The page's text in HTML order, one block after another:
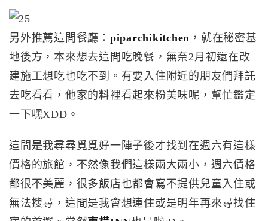
另外推薦這間餐廳： piparchikitchen ，就在秘密基
地後方，本來想去這間吃晚餐，無奈2月初還在改
建施工想吃也吃不到。有要入住附近的朋友們拜託
去吃看看，他家的料裡看起來粉美味呢，幫忙鑑定
一下嘿XDD。
這間是我尋尋覓覓好一陣子後才找到在週六有這樣
價格的旅館，不然像我們這樣兩大兩小，週六價格
都很不美麗，很多飯店也都會寫不提供兒童入住或
無法搜尋，這間是我會想連住或是明年再來尋找住